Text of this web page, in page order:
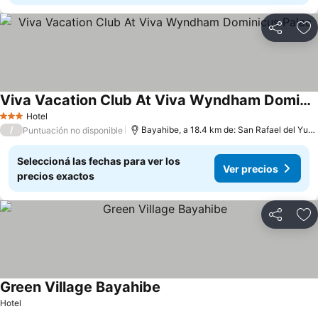
Compartir
3 Estrellas
Hotel
Viva Vacation Club At Viva Wyndham Dominicus Palac
/ Puntuación no disponible Bayahibe, a 18.4 km de: San Rafael del Yuma
Seleccioná las fechas para ver los
precios exactos
Ver precios
Compartir
Hotel
Green Village Bayahibe